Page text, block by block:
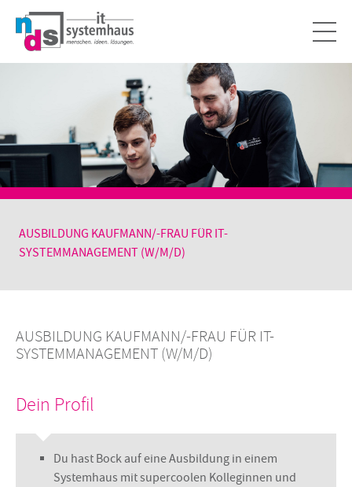
AUSBILDUNG KAUFMANN/-FRAU FÜR IT-
SYSTEMMANAGEMENT (W/M/D)
AUSBILDUNG KAUFMANN/-FRAU FÜR IT-
SYSTEMMANAGEMENT (W/M/D)
Dein Profil
Du hast Bock auf eine Ausbildung in einem
Systemhaus mit supercoolen Kolleginnen und